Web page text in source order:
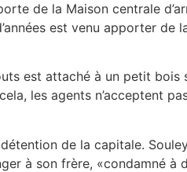
de la Maison centrale
est venu apporter de
est attaché à un petit bois
les agents n’acceptent
de la capitale.
à son frère, «condamné à